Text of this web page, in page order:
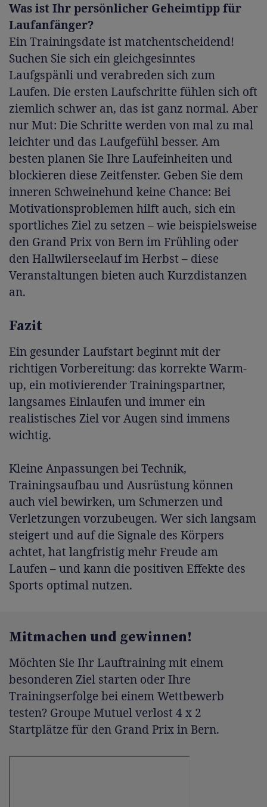
Was ist Ihr persönlicher Geheimtipp für
Laufanfänger?
Ein Trainingsdate ist matchentscheidend!
Suchen Sie sich ein gleichgesinntes
Laufgspänli und verabreden sich zum
Laufen. Die ersten Laufschritte fühlen sich oft
ziemlich schwer an, das ist ganz normal. Aber
nur Mut: Die Schritte werden von mal zu mal
leichter und das Laufgefühl besser. Am
besten planen Sie Ihre Laufeinheiten und
blockieren diese Zeitfenster. Geben Sie dem
inneren Schweinehund keine Chance: Bei
Motivationsproblemen hilft auch, sich ein
sportliches Ziel zu setzen – wie beispielsweise
den Grand Prix von Bern im Frühling oder
den Hallwilerseelauf im Herbst – diese
Veranstaltungen bieten auch Kurzdistanzen
an.
Fazit
Ein gesunder Laufstart beginnt mit der
richtigen Vorbereitung: das korrekte Warm-
up, ein motivierender Trainingspartner,
langsames Einlaufen und immer ein
realistisches Ziel vor Augen sind immens
wichtig.
Kleine Anpassungen bei Technik,
Trainingsaufbau und Ausrüstung können
auch viel bewirken, um Schmerzen und
Verletzungen vorzubeugen. Wer sich langsam
steigert und auf die Signale des Körpers
achtet, hat langfristig mehr Freude am
Laufen – und kann die positiven Effekte des
Sports optimal nutzen.
Mitmachen und gewinnen!
Möchten Sie Ihr Lauftraining mit einem
besonderen Ziel starten oder Ihre
Trainingserfolge bei einem Wettbewerb
testen? Groupe Mutuel verlost 4 x 2
Startplätze für den Grand Prix in Bern.